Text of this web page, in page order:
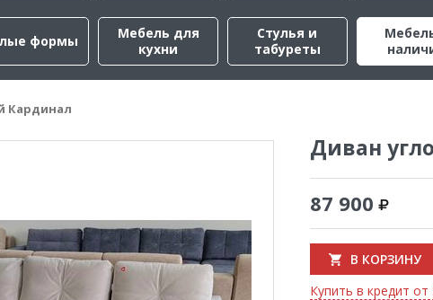
формы
Мебель для
кухни
Стулья и
табуреты
Кардинал
Диван
87 900
В КОРЗИНУ
Купить в кредит